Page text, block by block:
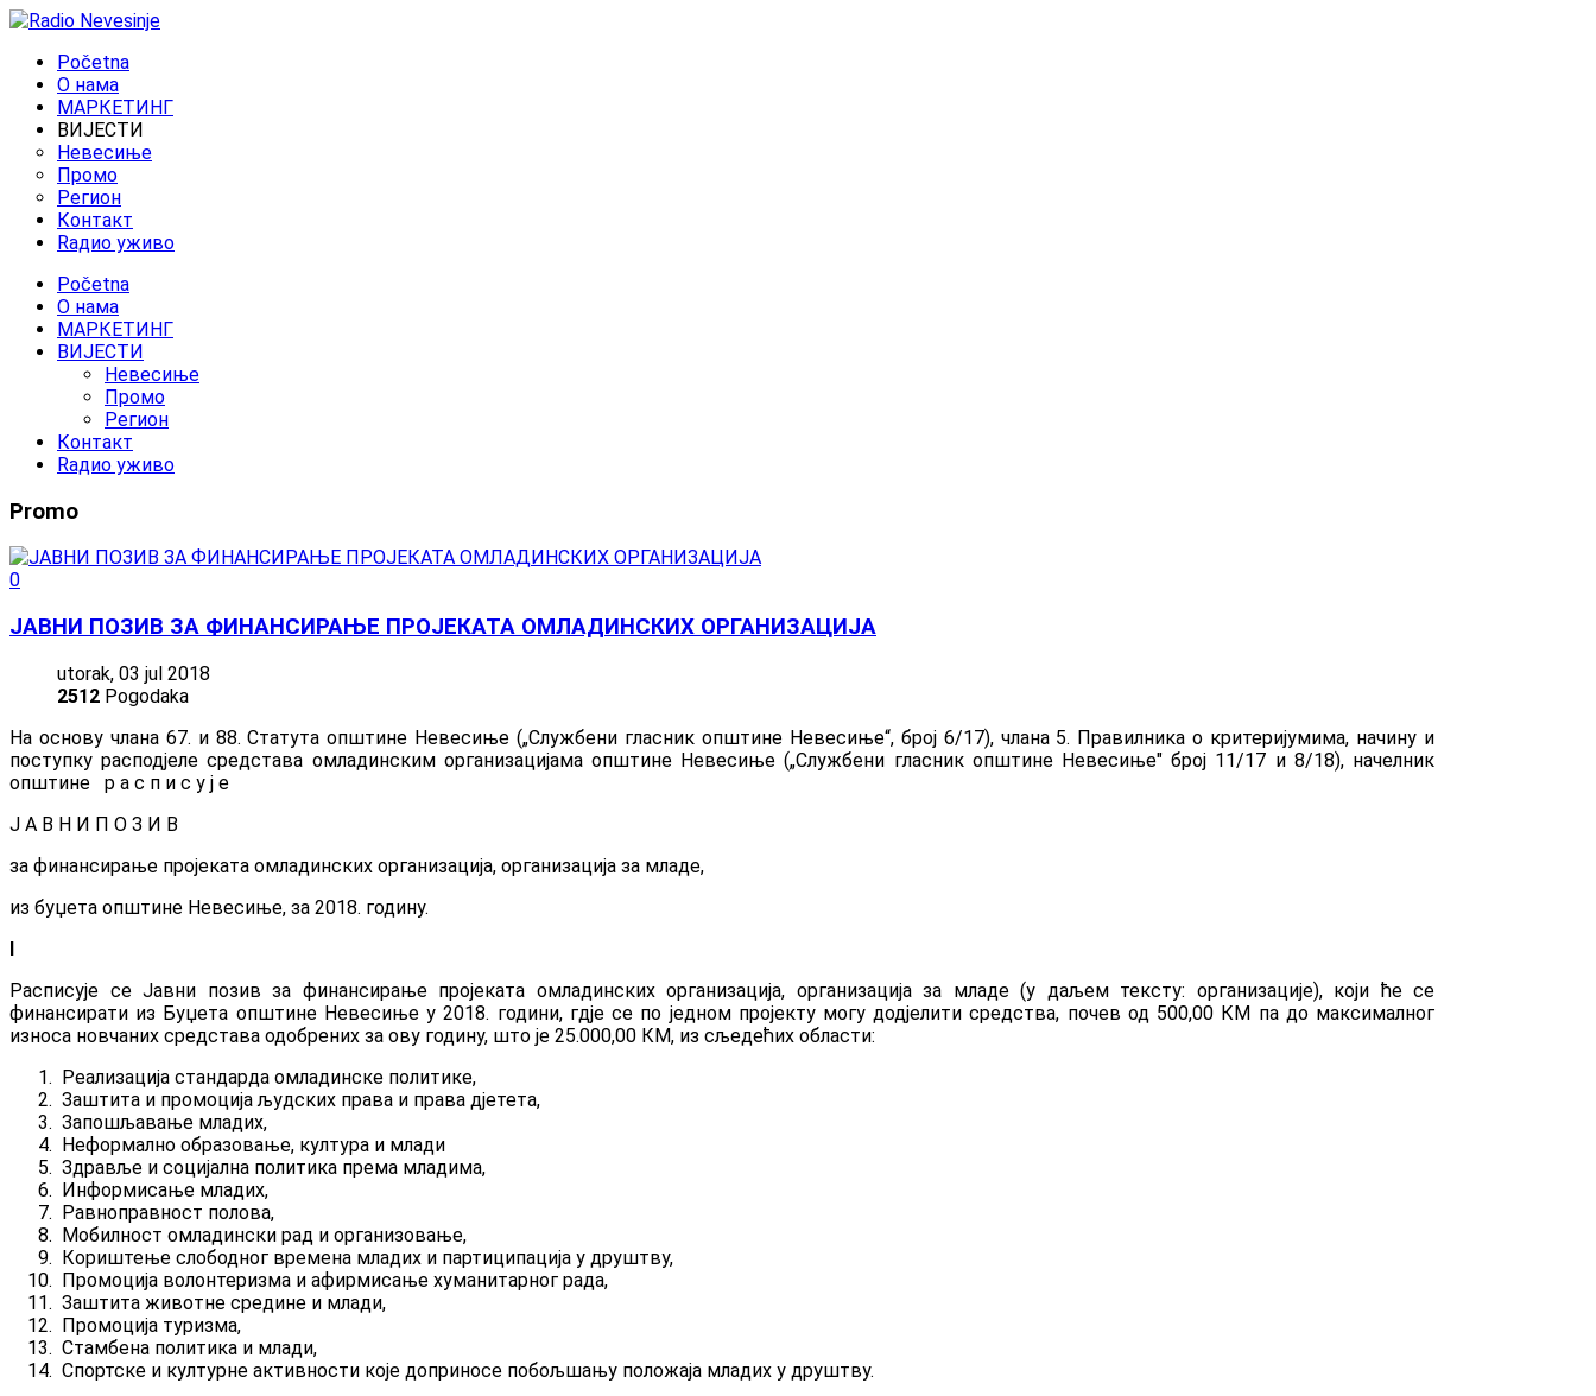
Početna
O нама
МАРКЕТИНГ
ВИЈЕСТИ
Невесиње
Промо
Регион
Контакт
Rадио уживо
Početna
O нама
МАРКЕТИНГ
ВИЈЕСТИ
Невесиње
Промо
Регион
Контакт
Rадио уживо
Promo
0
ЈАВНИ ПОЗИВ ЗА ФИНАНСИРАЊЕ ПРОЈЕКАТА ОМЛАДИНСКИХ ОРГАНИЗАЦИЈА
utorak, 03 jul 2018
2512 Pogodaka
На основу члана 67. и 88. Статута општине Невесиње („Службени гласник општине Невесиње“, број 6/17), члана 5. Правилника о критеријумима, начину и
поступку расподјеле средстава омладинским организацијама општине Невесиње („Службени гласник општине Невесиње" број 11/17 и 8/18), начелник
општине р а с п и с у ј е
Ј А В Н И П О З И В
за финансирање пројеката омладинских организација, организација за младе,
из буџета општине Невесиње, за 2018. годину.
I
Расписује се Јавни позив за финансирање пројеката омладинских организација, организација за младе (у даљем тексту: организације), који ће се
финансирати из Буџета општине Невесиње у 2018. години, гдје се по једном пројекту могу додјелити средства, почев од 500,00 КМ па до максималног
износа новчаних средстава одобрених за ову годину, што је 25.000,00 КМ, из сљедећих области:
Реализација стандарда омладинске политике,
Заштита и промоција људских права и права дјетета,
Запошљавање младих,
Неформално образовање, култура и млади
Здравље и социјална политика према младима,
Информисање младих,
Равноправност полова,
Мобилност омладински рад и организовање,
Кориштење слободног времена младих и партиципација у друштву,
Промоција волонтеризма и афирмисање хуманитарног рада,
Заштита животне средине и млади,
Промоција туризма,
Стамбена политика и млади,
Спортске и културне активности које доприносе побољшању положаја младих у друштву.